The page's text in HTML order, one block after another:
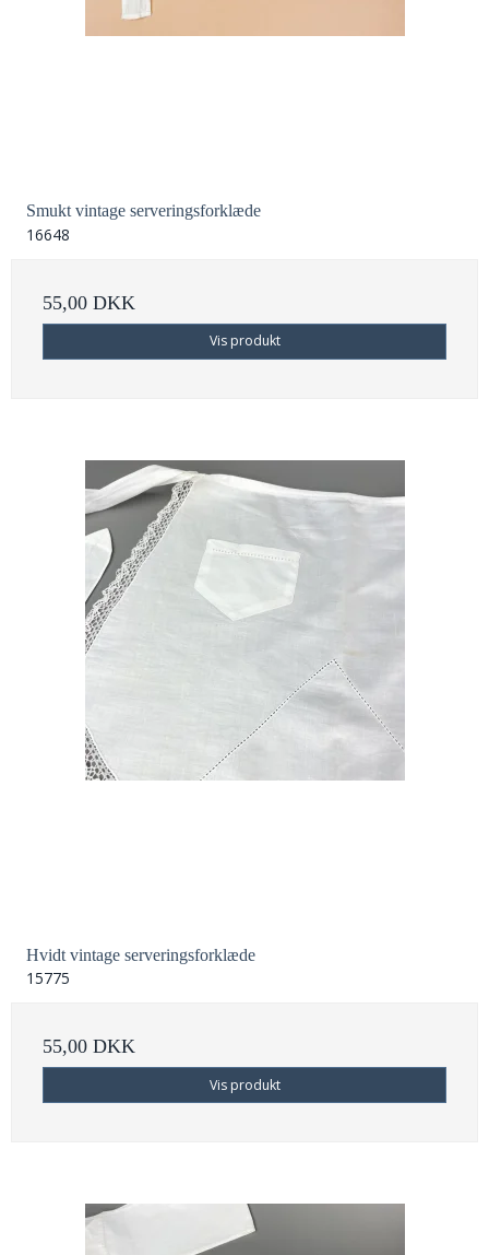
Smukt vintage serveringsforklæde
16648
55,00 DKK
Vis produkt
Hvidt vintage serveringsforklæde
15775
55,00 DKK
Vis produkt